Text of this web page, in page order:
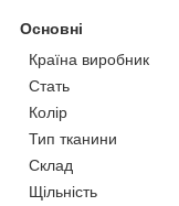
Основні
Країна виробник
Стать
Колір
Тип тканини
Склад
Щільність